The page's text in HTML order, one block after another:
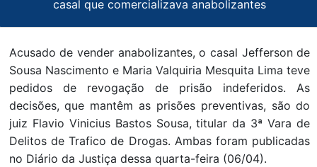
casal que comercializava anabolizantes
Acusado de vender anabolizantes, o casal Jefferson de
Sousa Nascimento e Maria Valquiria Mesquita Lima teve
pedidos de revogação de prisão indeferidos. As
decisões, que mantêm as prisões preventivas, são do
juiz Flavio Vinicius Bastos Sousa, titular da 3ª Vara de
Delitos de Trafico de Drogas. Ambas foram publicadas
no Diário da Justiça dessa quarta-feira (06/04).